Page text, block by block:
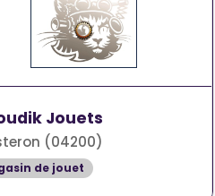
Jouets
(04200)
de jouet